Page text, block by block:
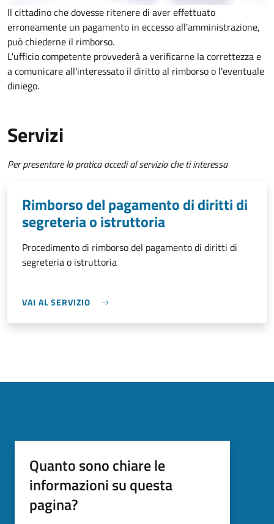
Il cittadino che dovesse ritenere di aver effettuato
erroneamente un pagamento in eccesso all'amministrazione,
può chiederne il rimborso.
L'ufficio competente provvederà a verificarne la correttezza e
a comunicare all'interessato il diritto al rimborso o l'eventuale
diniego.
Servizi
Per presentare la pratica accedi al servizio che ti interessa
Rimborso del pagamento di diritti di
segreteria o istruttoria
Procedimento di rimborso del pagamento di diritti di
segreteria o istruttoria
VAI AL SERVIZIO
Quanto sono chiare le
informazioni su questa
pagina?